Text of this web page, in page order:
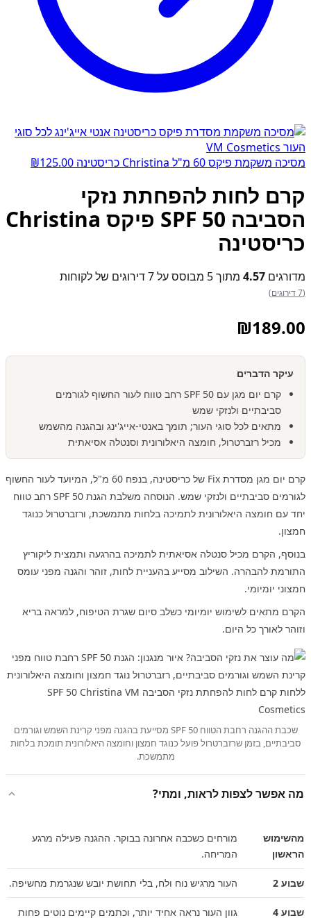
מסיכה משקמת פיקס 60 מ"ל Christina כריסטינה ₪125.00
קרם לחות להפחתת נזקי
הסביבה SPF 50 פיקס Christina
כריסטינה
מדורגים 4.57 מתוך 5 מבוסס על 7דירוגים של לקוחות
(7 דירוגים)
₪189.00
עיקר הדברים
קרם יום מגן עם SPF 50 רחב טווח לעור החשוף לגורמים
סביבתיים ולנזקי שמש
מתאים לכל סוגי העור; תומך באנטי-אייג'ינג ובהגנה מהשמש
מכיל רזברטרול, חומצה היאלורונית וסנטלה אסיאתית
קרם יום מגן מסדרת Fix של כריסטינה, בנפח 60 מ"ל, המיועד לעור החשוף
לגורמים סביבתיים ולנזקי שמש. הנוסחה משלבת הגנת SPF 50 רחב טווח
יחד עם חומצה היאלורונית לתמיכה בלחות מתמשכת, ורזברטרול כנוגד
חמצון.
בנוסף, הקרם מכיל סנטלה אסיאתית לתמיכה בהרגעה ותמצית ליקוריץ
התורמת להבהרה. השילוב מסייע בהעניית לחות, זוהר והגנה מפני עומס
חמצוני יומיומי.
הקרם מתאים לשימוש יומיומי כשלב סיום שגרת הטיפוח, למראה בריא
וזוהר לאורך כל היום.
שכבת ההגנה רחבת הטווח SPF 50 מסייעת בהגנה מפני קרינת השמש וגורמים
סביבתיים, בזמן שרזברטרול פועל כנוגד חמצון וחומצה היאלורונית תומכת בלחות
מתמשכת.
מה אפשר לצפות לראות, ומתי?
מהשימוש
הראשון
מורחים כשכבה אחרונה בבוקר. ההגנה פעילה מרגע
המריחה.
שבוע 2 העור מרגיש נוח ולח, בלי תחושת יובש שנגרמת מחשיפה.
שבוע 4 גוון העור נראה אחיד יותר, וכתמים קיימים נוטים פחות